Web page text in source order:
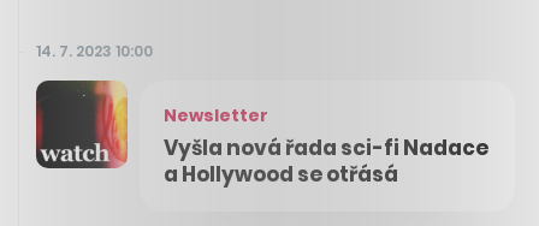
14. 7. 2023 10:00
Newsletter
Vyšla nová řada sci-fi Nadace
a Hollywood se otřásá